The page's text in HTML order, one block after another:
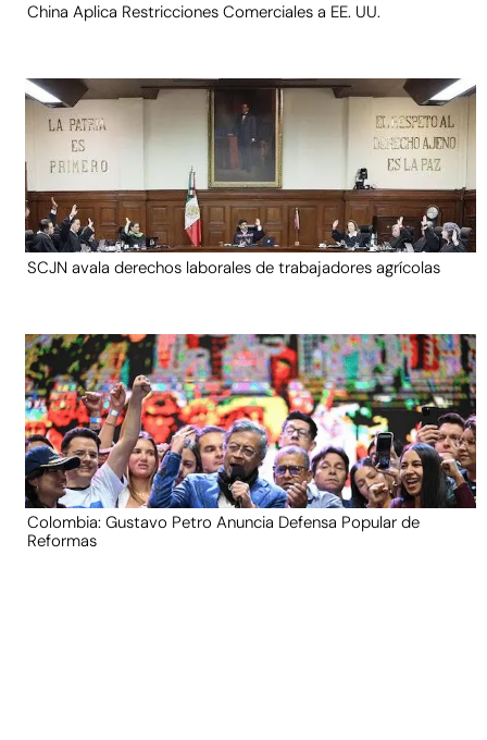
China Aplica Restricciones Comerciales a EE. UU.
SCJN avala derechos laborales de trabajadores agrícolas
Colombia: Gustavo Petro Anuncia Defensa Popular de
Reformas